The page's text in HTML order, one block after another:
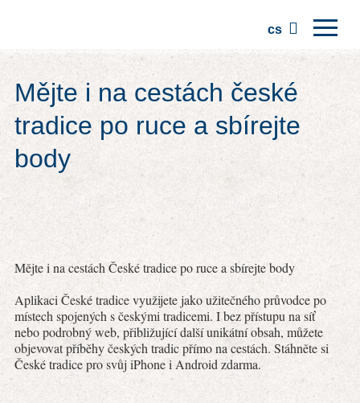
cs
Regiony
Tradice
Výlety
Mějte i na cestách české
tradice po ruce a sbírejte
body
Mějte i na cestách České tradice po ruce a sbírejte body
Aplikaci České tradice využijete jako užitečného průvodce po
místech spojených s českými tradicemi. I bez přístupu na síť
nebo podrobný web, přibližující další unikátní obsah, můžete
objevovat příběhy českých tradic přímo na cestách. Stáhněte si
České tradice pro svůj iPhone i Android zdarma.